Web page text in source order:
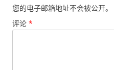
您的电子邮箱地址不会被公开。
评论 *